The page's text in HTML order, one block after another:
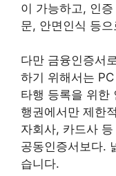
이 가능하고, 인
문, 안면인식 등
다만 금융인증서
하기 위해서는
타행 등록을 위한
행권에서만 제한
자회사, 카드사
공동인증서보다.
습니다.